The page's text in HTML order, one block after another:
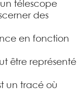
télescope
des
en fonction
être représenté
un tracé où